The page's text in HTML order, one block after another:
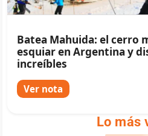
Batea Mahuida: el cerro
esquiar en Argentina y
increíbles
Ver nota
Lo más